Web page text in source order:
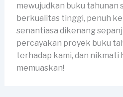
mewujudkan buku tahunan
berkualitas tinggi, penuh
senantiasa dikenang
percayakan proyek buku
terhadap kami, dan nikmati
memuaskan!